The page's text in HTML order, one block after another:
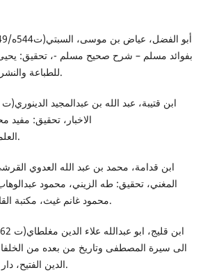
بفوائد مسلم – شرح صحيح مسلم -، تحقيق: يحيى
للطباعة والنشر والتوزيع(مصر:1998).
الاخبار، تحقيق: مفيد
العلمية،ط4(بيروت:2009).
المغني، تحقيق: طه الزيني، محمود
محمود غانم غيث، مكتبة القاهرة ( القاهرة :1968).
الى سيرة المصطفى وتاريخ من بعده من
الدين الفتيح، دار القلم (دمشق: 1996).